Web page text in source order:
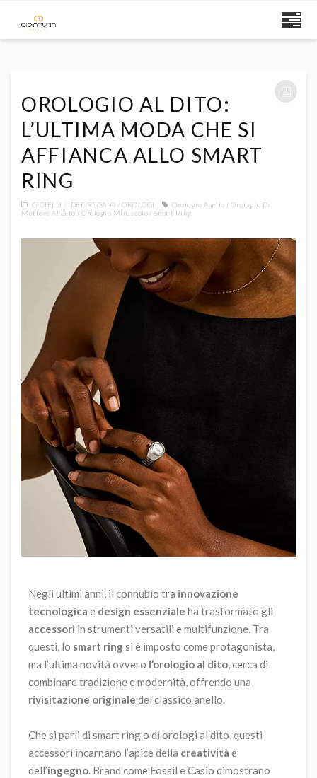
OROLOGIO AL DITO:
L’ULTIMA MODA CHE SI
AFFIANCA ALLO SMART
RING
GIOIELLI IDEE REGALO OROLOGI Orologio Anello
Orologio Da
Mettere Al Dito
Orologio Minuscolo Smart Ring
Negli ultimi anni, il connubio tra innovazione
tecnologica e design essenziale ha trasformato gli
accessori in strumenti versatili e multifunzione. Tra
questi, lo smart ringsi è imposto come protagonista,
ma l’ultima novità ovvero l’orologio al dito, cerca di
combinare tradizione e modernità, offrendo una
rivisitazione originale del classico anello.
Che si parli di smart ring o di orologi al dito, questi
accessori incarnano l’apice della creatività e
dell’ingegno. Brand come Fossil e Casio dimostrano